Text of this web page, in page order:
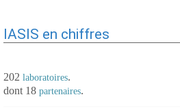
IASIS en chiffres
202 laboratoires.
dont 18 partenaires.